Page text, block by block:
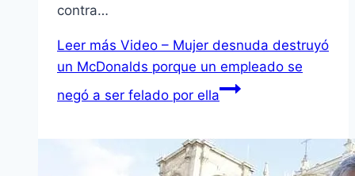
contra…
Leer más Video – Mujer desnuda destruyó
un McDonalds porque un empleado se
negó a ser felado por ella